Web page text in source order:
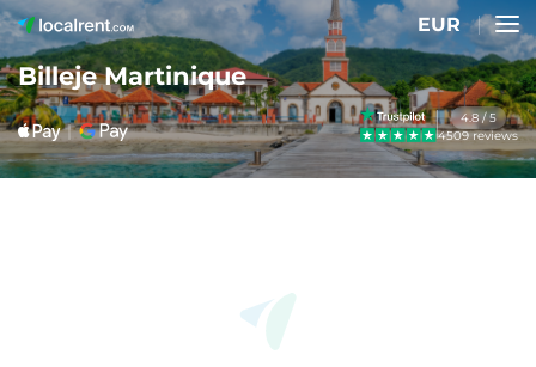
EUR
Billeje Martinique
4.8 / 5
4509 reviews